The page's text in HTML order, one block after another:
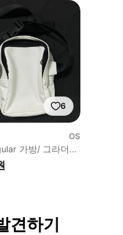
6
OS
가방/ 그라더
방
견하기